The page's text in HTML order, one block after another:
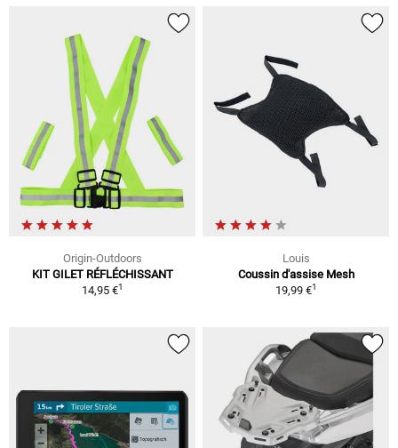
Origin-Outdoors
KIT GILET RÉFLÉCHISSANT
14,95 €1
Louis
Coussin d'assise Mesh
19,99 €1